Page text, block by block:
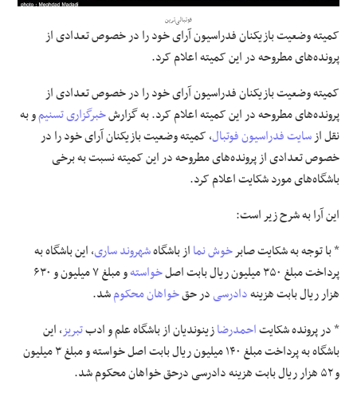
فرهنگی و هنری
فوتبالی‌ترین
کمیته وضعیت بازیکنان فدراسیون آرای خود را در خصوص تعدادی از
پرونده‌های مطروحه در این کمیته اعلام کرد.
کمیته وضعیت بازیکنان فدراسیون آرای خود را در خصوص تعدادی از
پرونده‌های مطروحه در این کمیته اعلام کرد. به گزارشخبرگزاری تسنیمو به
نقل ازسایت فدراسیون فوتبال، کمیته وضعیت بازیکنان آرای خود را در
خصوص تعدادی از پرونده‌های مطروحه در این کمیته نسبت به برخی
باشگاه‌های مورد شکایت اعلام کرد.
این آرا به شرح زیر است:
* با توجه به شکایت صابرخوش نمااز باشگاهشهروند ساری، این باشگاه به
پرداخت مبلغ ۳۵۰ میلیون ریال بابت اصل
خواسته
و مبلغ ۷ میلیون و ۶۳۰
هزار ریال بابت هزینهدادرسیدر حقخواهانمحکومشد.
* در پرونده شکایتاحمدرضازینوندیان از باشگاه علم و ادبتبریز، این
باشگاه به پرداخت مبلغ ۱۴۰ میلیون ریال بابت اصل خواسته و مبلغ ۳ میلیون
و ۵۲ هزار ریال بابت هزینه دادرسی درحق خواهان محکوم شد.